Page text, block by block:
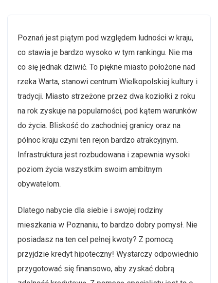
Poznań jest piątym pod względem ludności w kraju,
co stawia je bardzo wysoko w tym rankingu. Nie ma
co się jednak dziwić. To piękne miasto położone nad
rzeka Warta, stanowi centrum Wielkopolskiej kultury i
tradycji. Miasto strzeżone przez dwa koziołki z roku
na rok zyskuje na popularności, pod kątem warunków
do życia. Bliskość do zachodniej granicy oraz na
północ kraju czyni ten rejon bardzo atrakcyjnym.
Infrastruktura jest rozbudowana i zapewnia wysoki
poziom życia wszystkim swoim ambitnym
obywatelom.
Dlatego nabycie dla siebie i swojej rodziny
mieszkania w Poznaniu, to bardzo dobry pomysł. Nie
posiadasz na ten cel pełnej kwoty? Z pomocą
przyjdzie kredyt hipoteczny! Wystarczy odpowiednio
przygotować się finansowo, aby zyskać dobrą